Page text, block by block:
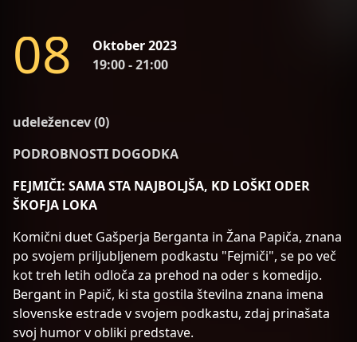
08
Oktober 2023
19:00 - 21:00
udeležencev (0)
PODROBNOSTI DOGODKA
FEJMIČI: SAMA STA NAJBOLJŠA, KD LOŠKI ODER
ŠKOFJA LOKA
Komični duet Gašperja Berganta in Žana Papiča, znana
po svojem priljubljenem podkastu "Fejmiči", se po več
kot treh letih odloča za prehod na oder s komedijo.
Bergant in Papič, ki sta gostila številna znana imena
slovenske estrade v svojem podkastu, zdaj prinašata
svoj humor v obliki predstave.